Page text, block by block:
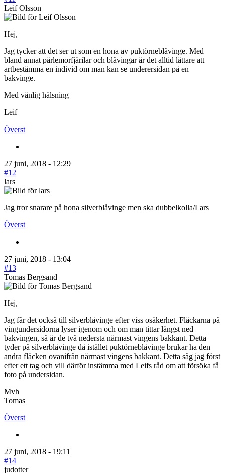
Leif Olsson
Hej,
Jag tycker att det ser ut som en hona av puktörneblåvinge. Med
bland annat pärlemorfjärilar och blåvingar är det alltid lättare att
artbestämma en individ om man kan se underersidan på en
bakvinge.
Med vänlig hälsning
Leif
Överst
27 juni, 2018 - 12:29
#12
lars
Jag tror snarare på hona silverblåvinge men ska dubbelkolla/Lars
Överst
27 juni, 2018 - 13:04
#13
Tomas Bergsand
Hej,
Jag får det också till silverblåvinge efter viss osäkerhet. Fläckarna på
vingundersidorna lyser igenom och om man tittar längst ned
bakvingen, så är de två nedersta närmast vingens bakkant. Detta
tyder på silverblåvinge då istället puktörneblåvinge brukar ha den
andra fläcken ovanifrån närmast vingens bakkant. Detta såg jag först
efter ett tag och vill därför instämma med Leifs råd om att försöka få
foto på undersidan.
Mvh
Tomas
Överst
27 juni, 2018 - 19:11
#14
judotter